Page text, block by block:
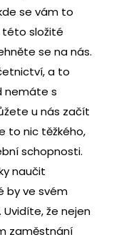
se vám to
této složité
se na nás.
, a to
nemáte s
u nás začít
to nic těžkého,
schopnosti.
naučit
by ve svém
že nejen
zaměstnání